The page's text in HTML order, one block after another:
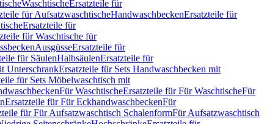
WaschtischeErsatzteile für
für AufsatzwaschtischeHandwaschbeckenErsatzteile für
Ersatzteile für
für Waschtische für
AusgüsseErsatzteile für
für SäulenHalbsäulenErsatzteile für
UnterschrankErsatzteile für Sets Handwaschbecken mit
für Sets Möbelwaschtisch mit
Für WaschtischeErsatzteile für Für WaschtischeFür
Ersatzteile für Für EckhandwaschbeckenFür
für Für Aufsatzwaschtisch SchalenformFür Aufsatzwaschtisch